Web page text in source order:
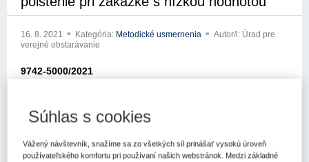
16. 8. 2021 Kategória: Metodické usmernenia
Autor/i: Úrad pre
verejné obstarávanie
9742-5000/2021
Úradu pre verejné obstarávanie
Bratislava: 13.08.2021
Súhlas s cookies
Vážený návštevník, snažíme sa zo všetkých síl prinášať vysokú úroveň
používateľského komfortu pri používaní našich webstránok. Medzi základné